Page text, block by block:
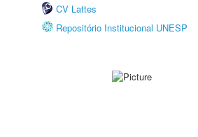
CV Lattes
Repositório Institucional UNESP